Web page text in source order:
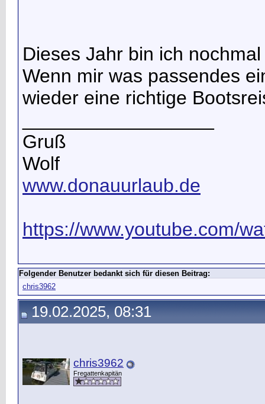
Dieses Jahr bin ich
Wenn mir was passendes
wieder eine richtige
Gruß
Wolf
www.donauurlaub.de
https://www.youtube.com/
Folgender Benutzer bedankt sich für diesen Beitrag:
chris3962
19.02.2025, 08:31
chris3962
Fregattenkapitän